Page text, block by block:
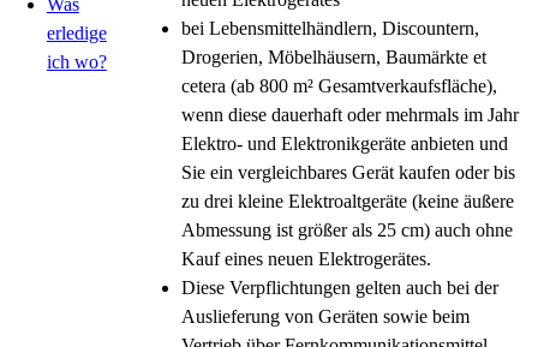
Was
erledige
ich wo?
bei Lebensmittelhändlern, Discountern,
Drogerien, Möbelhäusern, Baumärkte et
cetera (ab 800 m² Gesamtverkaufsfläche),
wenn diese dauerhaft oder mehrmals im Jahr
Elektro- und Elektronikgeräte anbieten und
Sie ein vergleichbares Gerät kaufen oder bis
zu drei kleine Elektroaltgeräte (keine äußere
Abmessung ist größer als 25 cm) auch ohne
Kauf eines neuen Elektrogerätes.
Diese Verpflichtungen gelten auch bei der
Auslieferung von Geräten sowie beim